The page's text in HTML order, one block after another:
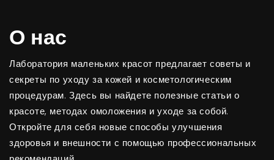
О нас
Лаборатория маленьких красот предлагает советы и
секреты по уходу за кожей и косметологическим
процедурам. Здесь вы найдете полезные статьи о
красоте, методах омоложения и уходе за собой.
Откройте для себя новые способы улучшения
здоровья и внешности с помощью профессиональных